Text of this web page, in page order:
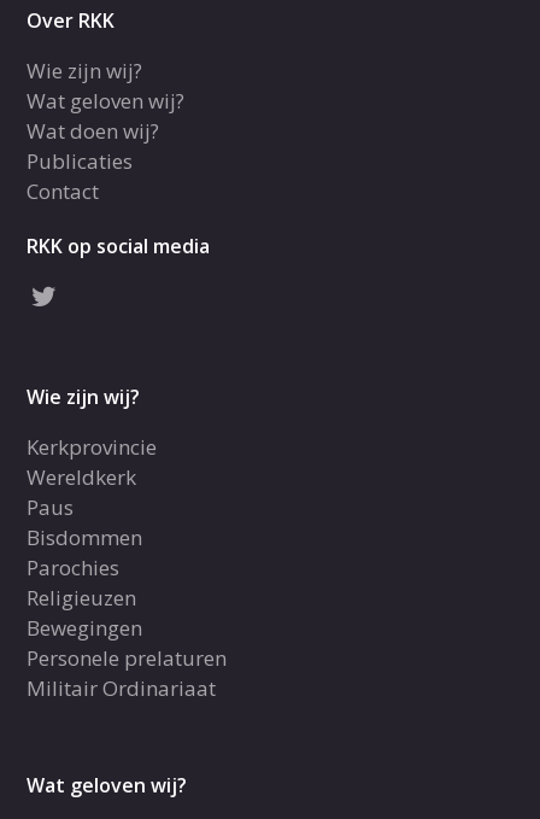
Over RKK
Wie zijn wij?
Wat geloven wij?
Wat doen wij?
Publicaties
Contact
RKK op social media
Wie zijn wij?
Kerkprovincie
Wereldkerk
Paus
Bisdommen
Parochies
Religieuzen
Bewegingen
Personele prelaturen
Militair Ordinariaat
Wat geloven wij?